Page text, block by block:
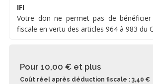
IFI
Votre don ne permet pas de
fiscale en vertu des articles 964 à 983 du
Pour 10,00 € et plus
Coût réel après déduction fiscale : 3,40 €